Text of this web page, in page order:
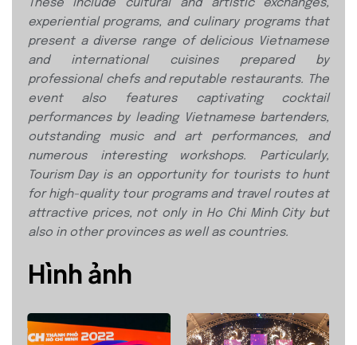
These include cultural and artistic exchanges,
experiential programs, and culinary programs that
present a diverse range of delicious Vietnamese
and international cuisines prepared by
professional chefs andreputable restaurants. The
event also
features captivating cocktail
performances by leading Vietnamese bartenders,
outstanding music and art performances, and
numerous interesting workshops. Particularly,
Tourism Day is an opportunity for tourists to hunt
for high-quality tour programs and travel routes at
attractive prices, not only in Ho Chi Minh City but
also in other provinces as well as countries.
Hình ảnh